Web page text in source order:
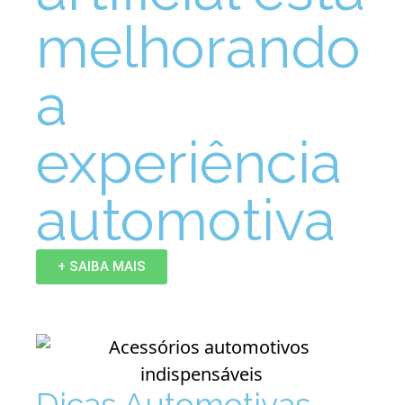
melhorando
a
experiência
automotiva
+ SAIBA MAIS